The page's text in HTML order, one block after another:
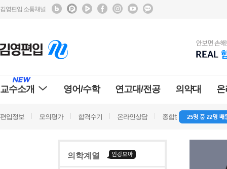
김영편입 소통채널
교수소개 영어/수학 연고대/전공 의약대
편입정보 모의평가 합격수기 온라인상담 종합반 방문상담
의학계열